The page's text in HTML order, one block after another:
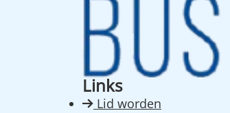
Links
Lid worden